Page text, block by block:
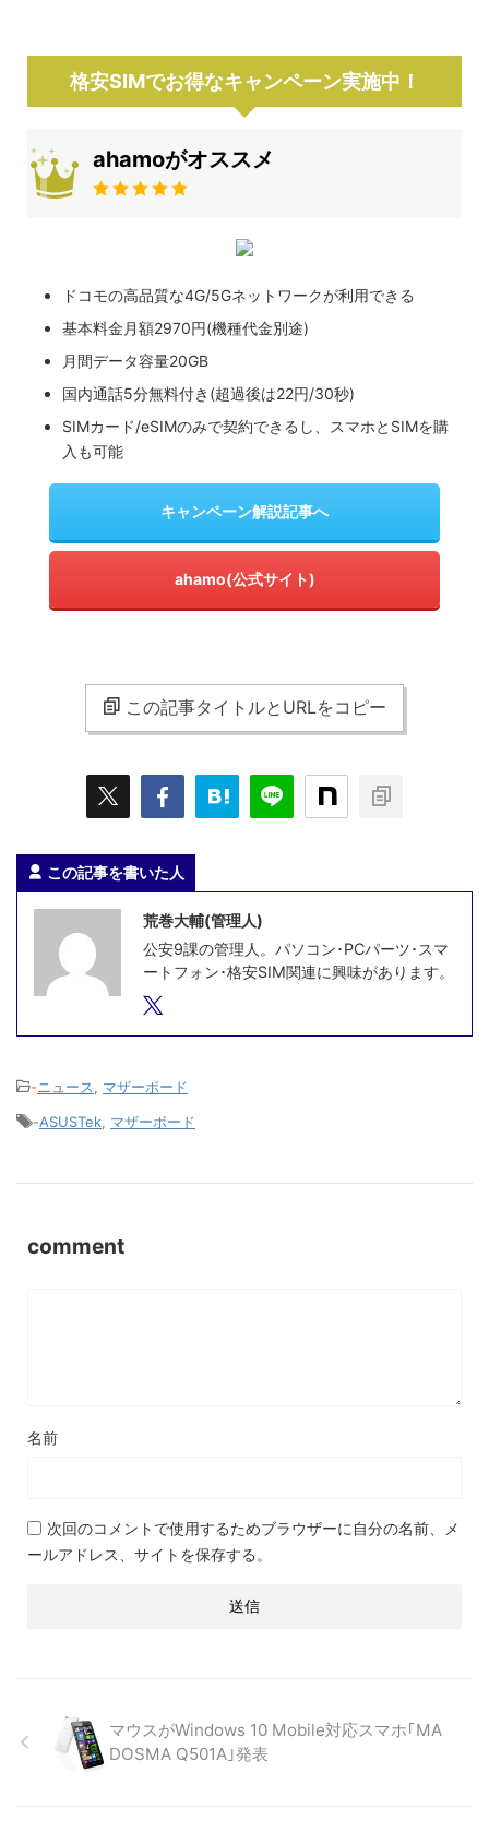
格安SIMでお得なキャンペーン実施中！
ahamoがオススメ
ドコモの高品質な4G/5Gネットワークが利用できる
基本料金月額2970円(機種代金別途)
月間データ容量20GB
国内通話5分無料付き(超過後は22円/30秒)
SIMカード/eSIMのみで契約できるし、スマホとSIMを購
入も可能
キャンペーン解説記事へ
ahamo(公式サイト)
この記事タイトルとURLをコピー
この記事を書いた人
荒巻大輔(管理人)
公安9課の管理人。パソコン･PCパーツ･スマ
ートフォン･格安SIM関連に興味があります。
-ニュース, マザーボード
-ASUSTek, マザーボード
comment
名前
次回のコメントで使用するためブラウザーに自分の名前、メ
ールアドレス、サイトを保存する。
マウスがWindows 10 Mobile対応スマホ｢MA
DOSMA Q501A｣発表